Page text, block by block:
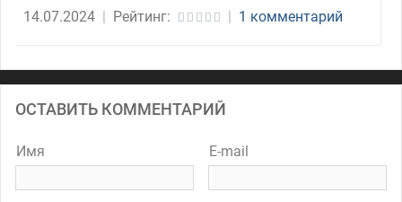
14.07.2024
Рейтинг: 1 комментарий
ОСТАВИТЬ КОММЕНТАРИЙ
Имя E-mail